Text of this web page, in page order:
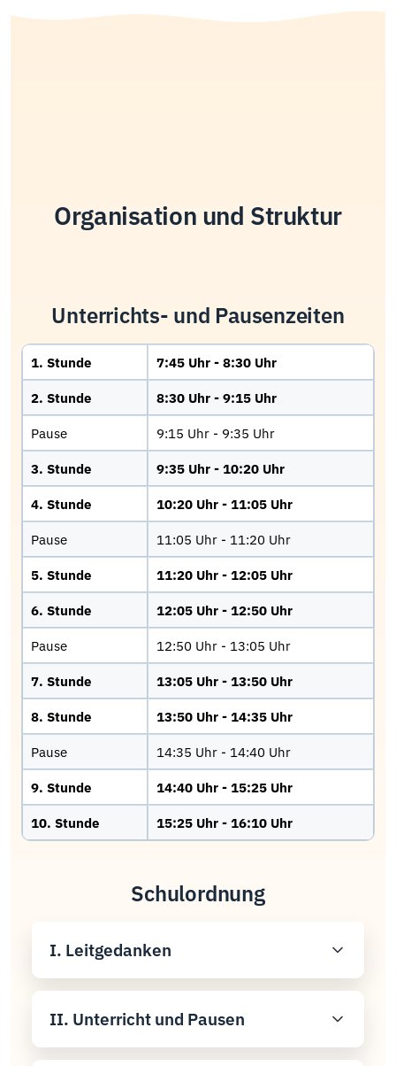
Organisation und Struktur
Unterrichts- und Pausenzeiten
1. Stunde
7:45 Uhr - 8:30 Uhr
2. Stunde
8:30 Uhr - 9:15 Uhr
Pause
9:15 Uhr - 9:35 Uhr
3. Stunde
9:35 Uhr - 10:20 Uhr
4. Stunde
10:20 Uhr - 11:05 Uhr
Pause
11:05 Uhr - 11:20 Uhr
5. Stunde
11:20 Uhr - 12:05 Uhr
6. Stunde
12:05 Uhr - 12:50 Uhr
Pause
12:50 Uhr - 13:05 Uhr
7. Stunde
13:05 Uhr - 13:50 Uhr
8. Stunde
13:50 Uhr - 14:35 Uhr
Pause
14:35 Uhr - 14:40 Uhr
9. Stunde
14:40 Uhr - 15:25 Uhr
10. Stunde
15:25 Uhr - 16:10 Uhr
Schulordnung
I. Leitgedanken
II. Unterricht und Pausen